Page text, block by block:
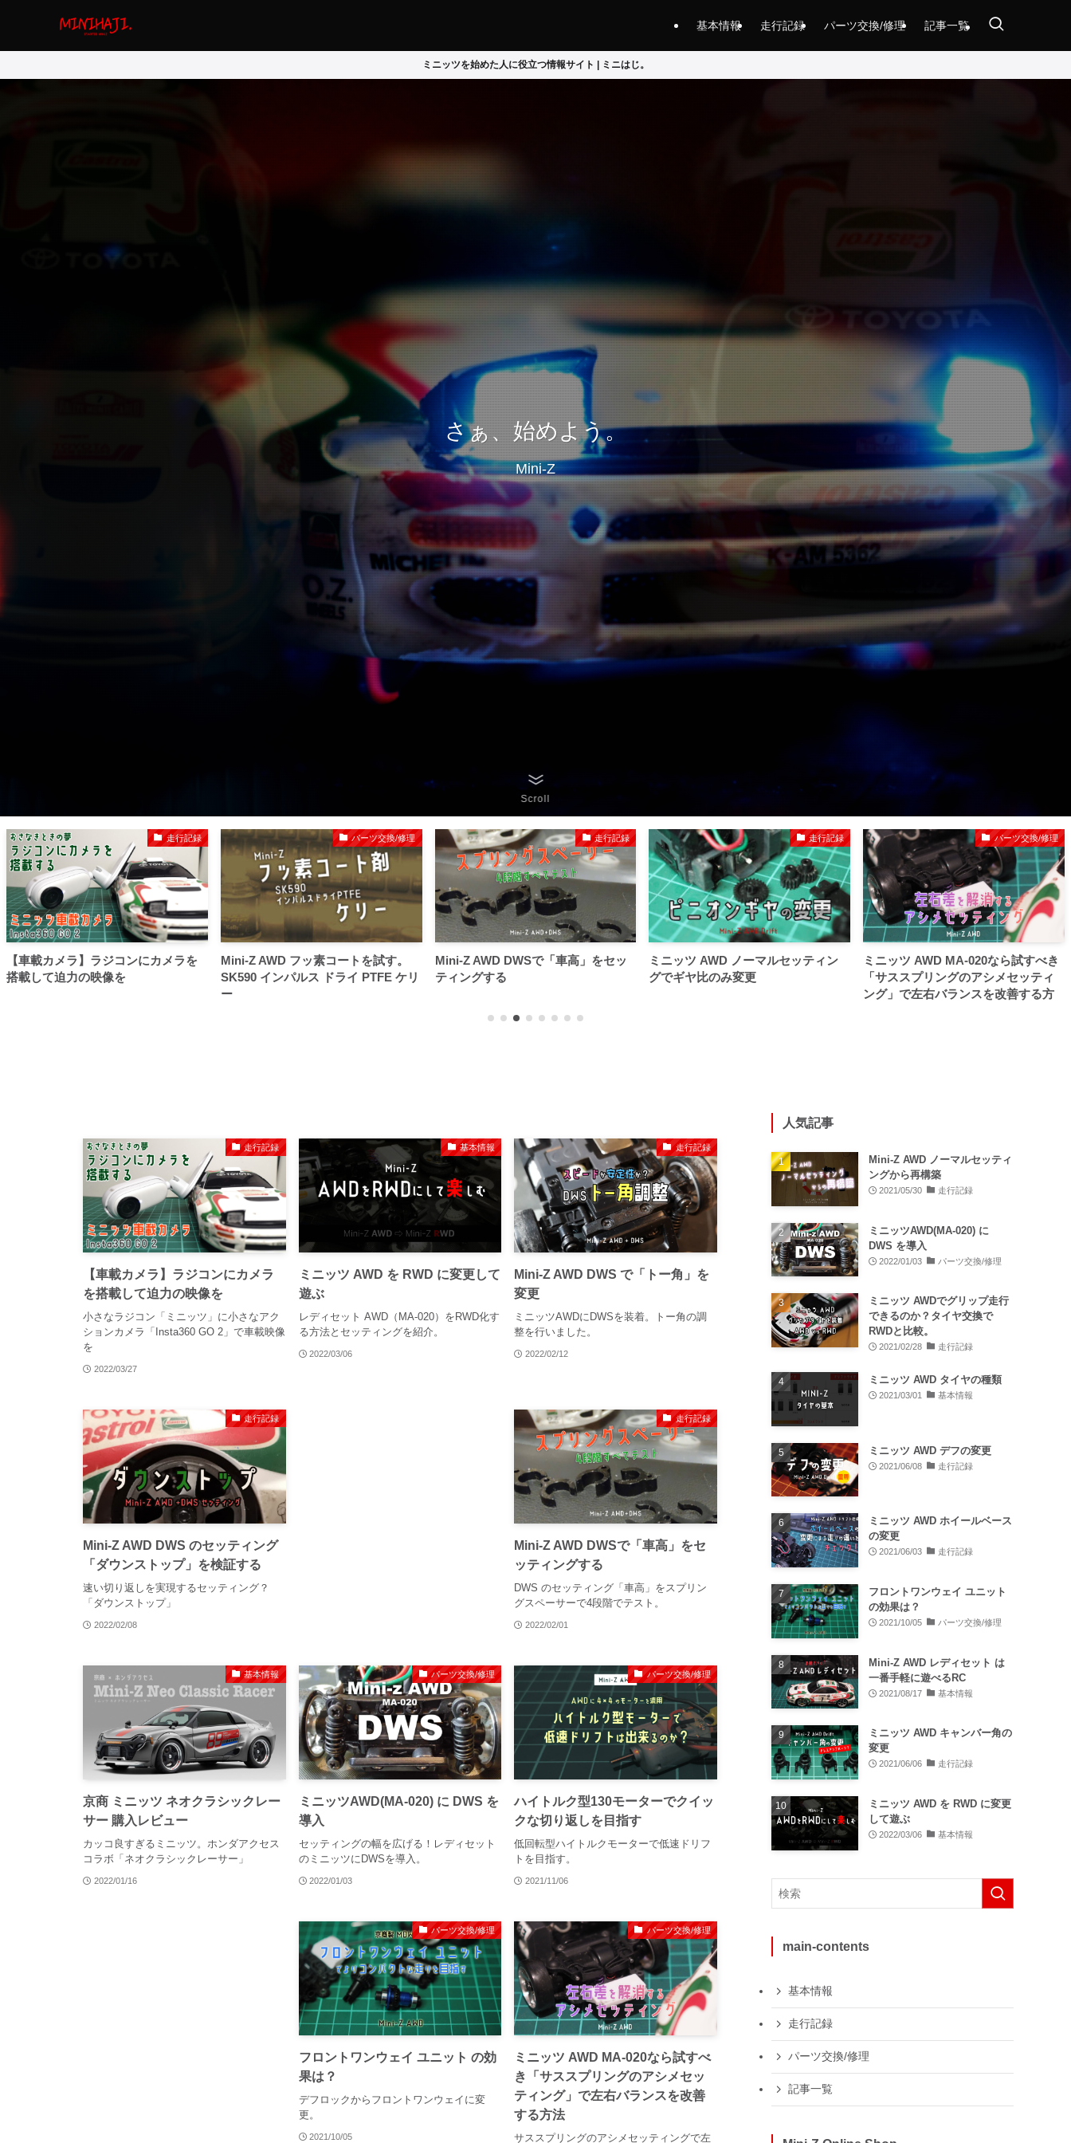
基本情報 走行記録 パーツ交換/修理 記事一覧
ミニッツを始めた人に役立つ情報サイト | ミニはじ。
さぁ、始めよう。
Mini-Z
Scroll
走行記録
【車載カメラ】ラジコンにカメラを
搭載して迫力の映像を
パーツ交換/修理
Mini-Z AWD フッ素コートを試す。
SK590 インパルス ドライ PTFE ケリ
ー
走行記録
Mini-Z AWD DWSで「車高」をセッ
ティングする
走行記録
ミニッツ AWD ノーマルセッティン
グでギヤ比のみ変更
パーツ交換/修理
ミニッツ AWD MA-020なら試すべき
「サススプリングのアシメセッティ
ング」で左右バランスを改善する方
走行記録
【車載カメラ】ラジコンにカメラ
を搭載して迫力の映像を
小さなラジコン「ミニッツ」に小さなアク
ションカメラ「Insta360 GO 2」で車載映像
を
2022/03/27
基本情報
ミニッツ AWD を RWD に変更して
遊ぶ
レディセット AWD（MA-020）をRWD化す
る方法とセッティングを紹介。
2022/03/06
走行記録
Mini-Z AWD DWS で「トー角」を
変更
ミニッツAWDにDWSを装着。トー角の調
整を行いました。
2022/02/12
走行記録
Mini-Z AWD DWS のセッティング
「ダウンストップ」を検証する
速い切り返しを実現するセッティング？
「ダウンストップ」
2022/02/08
走行記録
Mini-Z AWD DWSで「車高」をセ
ッティングする
DWS のセッティング「車高」をスプリン
グスペーサーで4段階でテスト。
2022/02/01
基本情報
京商 ミニッツ ネオクラシックレー
サー 購入レビュー
カッコ良すぎるミニッツ。ホンダアクセス
コラボ「ネオクラシックレーサー」
2022/01/16
パーツ交換/修理
ミニッツAWD(MA-020) に DWS を
導入
セッティングの幅を広げる！レディセット
のミニッツにDWSを導入。
2022/01/03
パーツ交換/修理
ハイトルク型130モーターでクイッ
クな切り返しを目指す
低回転型ハイトルクモーターで低速ドリフ
トを目指す。
2021/11/06
パーツ交換/修理
フロントワンウェイ ユニット の効
果は？
デフロックからフロントワンウェイに変
更。
2021/10/05
パーツ交換/修理
ミニッツ AWD MA-020なら試すべ
き「サススプリングのアシメセッ
ティング」で左右バランスを改善
する方法
サススプリングのアシメセッティングで左
人気記事
Mini-Z AWD ノーマルセッティ
ングから再構築
2021/05/30 走行記録
ミニッツAWD(MA-020) に
DWS を導入
2022/01/03 パーツ交換/修理
ミニッツ AWDでグリップ走行
できるのか？タイヤ交換で
RWDと比較。
2021/02/28 走行記録
ミニッツ AWD タイヤの種類
2021/03/01 基本情報
ミニッツ AWD デフの変更
2021/06/08 走行記録
ミニッツ AWD ホイールベース
の変更
2021/06/03 走行記録
フロントワンウェイ ユニット
の効果は？
2021/10/05 パーツ交換/修理
Mini-Z AWD レディセット は
一番手軽に遊べるRC
2021/08/17 基本情報
ミニッツ AWD キャンバー角の
変更
2021/06/06 走行記録
ミニッツ AWD を RWD に変更
して遊ぶ
2022/03/06 基本情報
main-contents
基本情報
走行記録
パーツ交換/修理
記事一覧